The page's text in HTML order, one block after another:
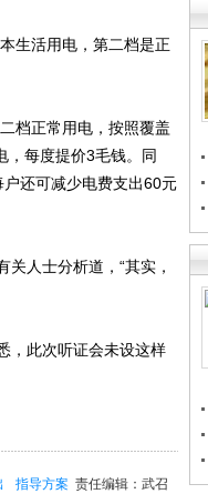
生活用电，第二档是正
档正常用电，按照覆盖
，每度提价3毛钱。同
还可减少电费支出60元
人士分析道，“其实，
，此次听证会未设这样
责任编辑：武召
指导方案